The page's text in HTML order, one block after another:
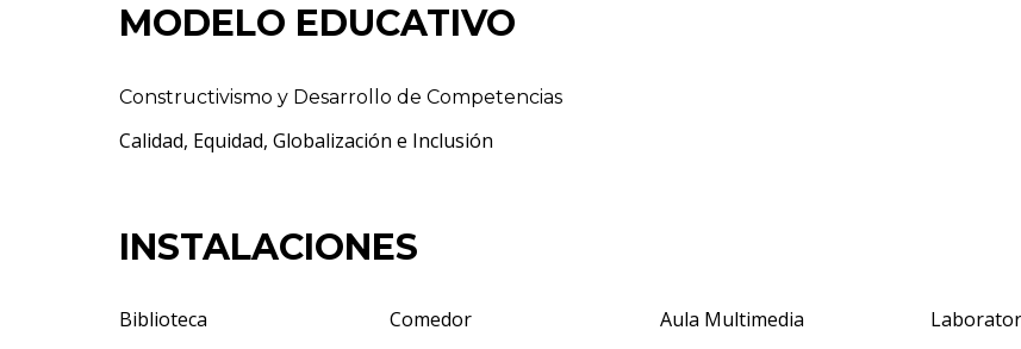
MODELO EDUCATIVO
Constructivismo y Desarrollo de Competencias
Calidad, Equidad, Globalización e Inclusión
INSTALACIONES
Biblioteca Comedor Aula Multimedia